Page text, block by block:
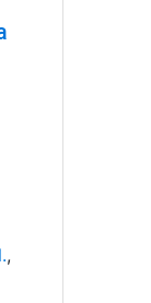
,